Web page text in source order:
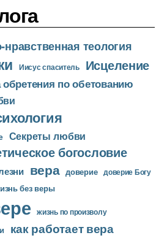
теология
Иисус спаситель Исцеление
по обетованию
Секреты любви
богословие
вера доверие доверие Богу
без веры
жизнь по произволу
как работает вера